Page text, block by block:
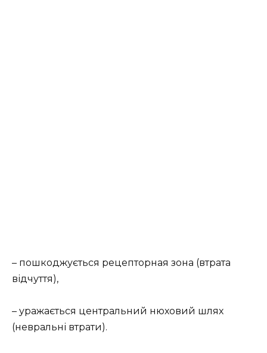
– пошкоджується рецепторная зона (втрата
відчуття),
– уражається центральний нюховий шлях
(невральні втрати).